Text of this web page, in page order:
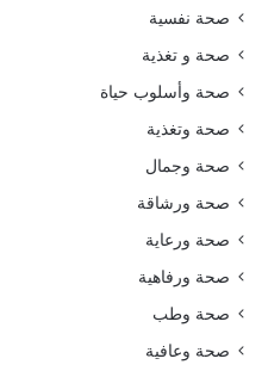
صحة نفسية
صحة و تغذية
صحة وأسلوب حياة
صحة وتغذية
صحة وجمال
صحة ورشاقة
صحة ورعاية
صحة ورفاهية
صحة وطب
صحة وعافية